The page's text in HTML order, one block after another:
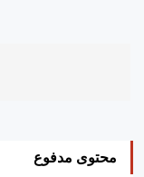
محتوى مدفوع